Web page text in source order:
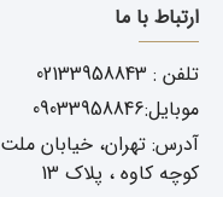
ارتباط با ما
تلفن : 02133958843
موبایل:09033958846
آدرس: تهران، خیابان ملت
کوچه کاوه ، پلاک 13